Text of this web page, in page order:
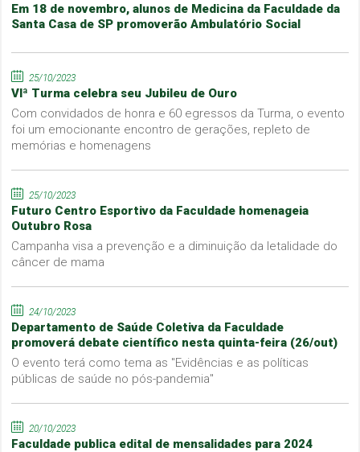
Em 18 de novembro, alunos de Medicina da Faculdade da
Santa Casa de SP promoverão Ambulatório Social
25/10/2023
VIª Turma celebra seu Jubileu de Ouro
Com convidados de honra e 60 egressos da Turma, o evento
foi um emocionante encontro de gerações, repleto de
memórias e homenagens
25/10/2023
Futuro Centro Esportivo da Faculdade homenageia
Outubro Rosa
Campanha visa a prevenção e a diminuição da letalidade do
câncer de mama
24/10/2023
Departamento de Saúde Coletiva da Faculdade
promoverá debate científico nesta quinta-feira (26/out)
O evento terá como tema as "Evidências e as políticas
públicas de saúde no pós-pandemia"
20/10/2023
Faculdade publica edital de mensalidades para 2024